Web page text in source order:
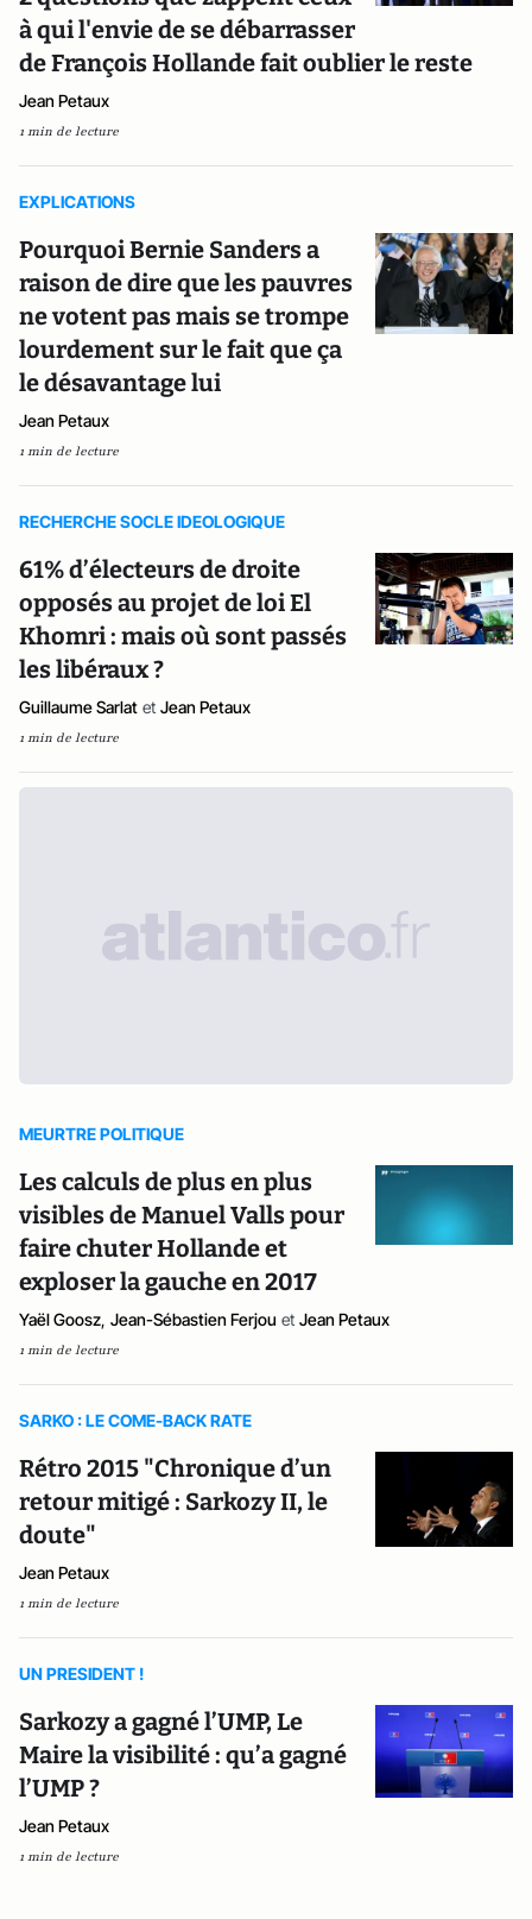
à qui l'envie de se débarrasser
de François Hollande fait oublier le reste
Jean Petaux
1 min de lecture
EXPLICATIONS
Pourquoi Bernie Sanders a
raison de dire que les pauvres
ne votent pas mais se trompe
lourdement sur le fait que ça
le désavantage lui
Jean Petaux
1 min de lecture
RECHERCHE SOCLE IDEOLOGIQUE
61% d’électeurs de droite
opposés au projet de loi El
Khomri : mais où sont passés
les libéraux ?
Guillaume Sarlat et Jean Petaux
1 min de lecture
MEURTRE POLITIQUE
Les calculs de plus en plus
visibles de Manuel Valls pour
faire chuter Hollande et
exploser la gauche en 2017
Yaël Goosz, Jean-Sébastien Ferjou et Jean Petaux
1 min de lecture
SARKO : LE COME-BACK RATE
Rétro 2015 "Chronique d’un
retour mitigé : Sarkozy II, le
doute"
Jean Petaux
1 min de lecture
UN PRESIDENT !
Sarkozy a gagné l’UMP, Le
Maire la visibilité : qu’a gagné
l’UMP ?
Jean Petaux
1 min de lecture